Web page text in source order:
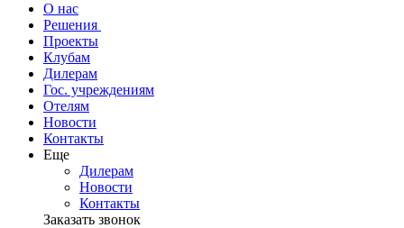
О нас
Решения
Проекты
Клубам
Дилерам
Гос. учреждениям
Отелям
Новости
Контакты
Еще
Дилерам
Новости
Контакты
Заказать звонок